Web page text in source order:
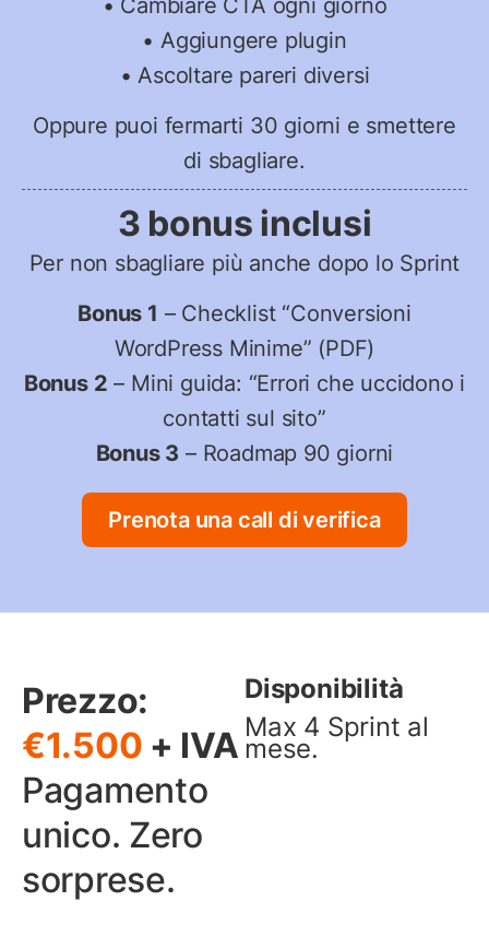
• Aggiungere plugin
• Ascoltare pareri diversi
Oppure puoi fermarti 30 giorni e smettere
di sbagliare.
3 bonus inclusi
Per non sbagliare più anche dopo lo Sprint
Bonus 1 – Checklist “Conversioni
WordPress Minime” (PDF)
Bonus 2 – Mini guida: “Errori che uccidono i
contatti sul sito”
Bonus 3 – Roadmap 90 giorni
Prenota una call di verifica
Prezzo:
€1.500 + IVA
Pagamento
unico. Zero
sorprese.
Disponibilità
Max 4 Sprint al
mese.